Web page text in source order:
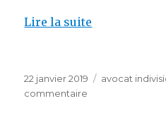
Lire la suite
Publié
le
22 janvier 2019 Catégories
avocat
commentaire